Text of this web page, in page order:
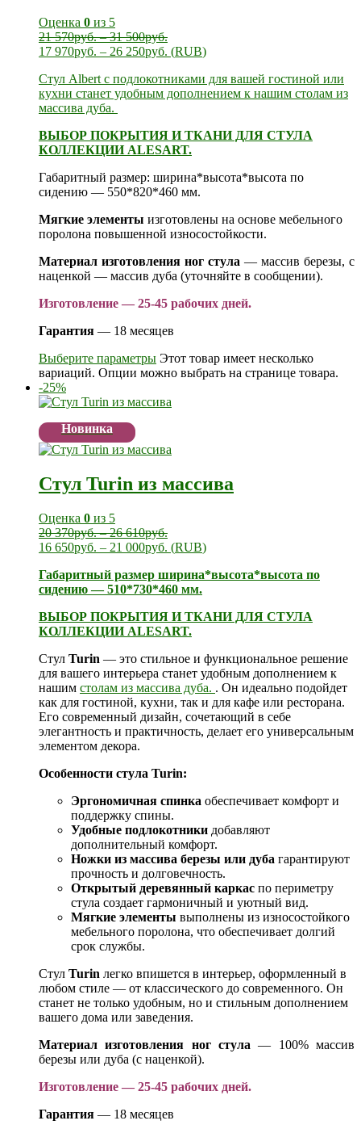
Оценка 0 из 5
21 570руб.–31 500руб.
17 970руб. – 26 250руб. (RUB)
Стул Albert с подлокотниками для вашей гостиной или
кухни станет удобным дополнением к нашим столам из
массива дуба.
ВЫБОР ПОКРЫТИЯ И ТКАНИ ДЛЯ СТУЛА
КОЛЛЕКЦИИ ALESART.
Габаритный размер: ширина*высота*высота по
сидению — 550*820*460 мм.
Мягкие элементы изготовлены на основе мебельного
поролона повышенной износостойкости.
Материал изготовления ног стула — массив березы, с
наценкой — массив дуба (уточняйте в сообщении).
Изготовление — 25-45 рабочих дней.
Гарантия — 18 месяцев
Выберите параметры Этот товар имеет несколько
вариаций. Опции можно выбрать на странице товара.
-25%
Новинка
Стул Turin из массива
Оценка 0 из 5
20 370руб.–26 610руб.
16 650руб. – 21 000руб. (RUB)
Габаритный размер ширина*высота*высота по
сидению — 510*730*460 мм.
ВЫБОР ПОКРЫТИЯ И ТКАНИ ДЛЯ СТУЛА
КОЛЛЕКЦИИ ALESART.
Стул Turin — это стильное и функциональное решение
для вашего интерьера станет удобным дополнением к
нашим столам из массива дуба. . Он идеально подойдет
как для гостиной, кухни, так и для кафе или ресторана.
Его современный дизайн, сочетающий в себе
элегантность и практичность, делает его универсальным
элементом декора.
Особенности стула Turin:
Эргономичная спинка обеспечивает комфорт и
поддержку спины.
Удобные подлокотники добавляют
дополнительный комфорт.
Ножки из массива березы или дуба гарантируют
прочность и долговечность.
Открытый деревянный каркас по периметру
стула создает гармоничный и уютный вид.
Мягкие элементы выполнены из износостойкого
мебельного поролона, что обеспечивает долгий
срок службы.
Стул Turin легко впишется в интерьер, оформленный в
любом стиле — от классического до современного. Он
станет не только удобным, но и стильным дополнением
вашего дома или заведения.
Материал изготовления ног стула — 100% массив
березы или дуба (с наценкой).
Изготовление — 25-45 рабочих дней.
Гарантия — 18 месяцев